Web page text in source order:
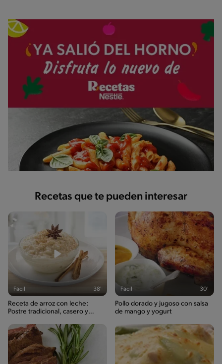
Recetas que te pueden interesar
Fácil 38'
Receta de arroz con leche:
Postre tradicional, casero y
Fácil 30'
Pollo dorado y jugoso con salsa
de mango y yogurt